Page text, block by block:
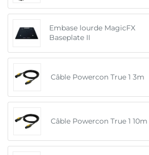
Embase lourde MagicFX
Baseplate II
Câble Powercon True 1 3m
Câble Powercon True 1 10m